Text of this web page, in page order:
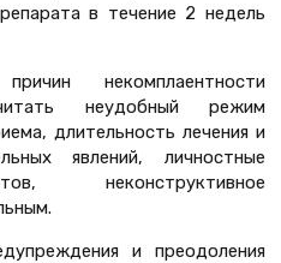
в течение 2 недель
некомплаентности
неудобный режим
длительность лечения и
явлений, личностные
неконструктивное
и преодоления